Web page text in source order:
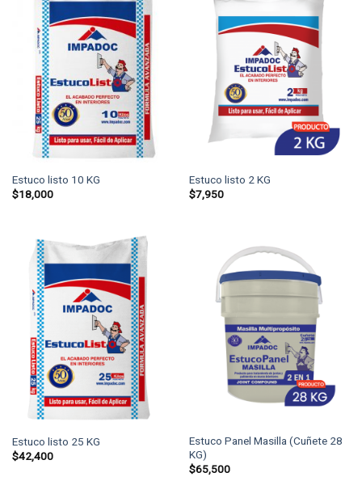
Estuco listo 10 KG
$18,000
Estuco listo 2 KG
$7,950
Estuco listo 25 KG
$42,400
Estuco Panel Masilla (Cuñete 28
KG)
$65,500